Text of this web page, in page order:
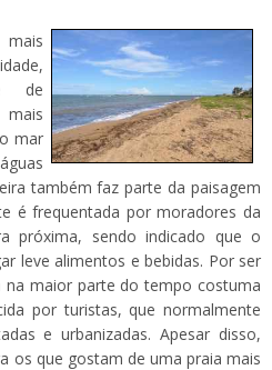
de
mais
mar
também faz parte da paisagem
é frequentada por moradores da
próxima, sendo indicado que o
leve alimentos e bebidas. Por ser
maior parte do tempo costuma
por turistas, que normalmente
e urbanizadas. Apesar disso,
os que gostam de uma praia mais